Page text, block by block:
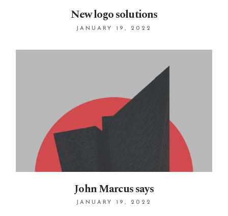
New logo solutions
JANUARY 19, 2022
John Marcus says
JANUARY 19, 2022